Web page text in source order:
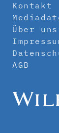
Kontakt
Über uns
AGB